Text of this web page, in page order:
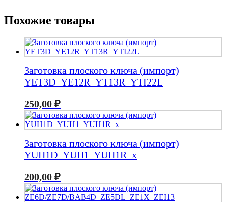
Похожие товары
Заготовка плоского ключа (импорт)
YET3D_YE12R_YT13R_YTI22L
250,00 ₽
Заготовка плоского ключа (импорт)
YUH1D_YUH1_YUH1R_x
200,00 ₽